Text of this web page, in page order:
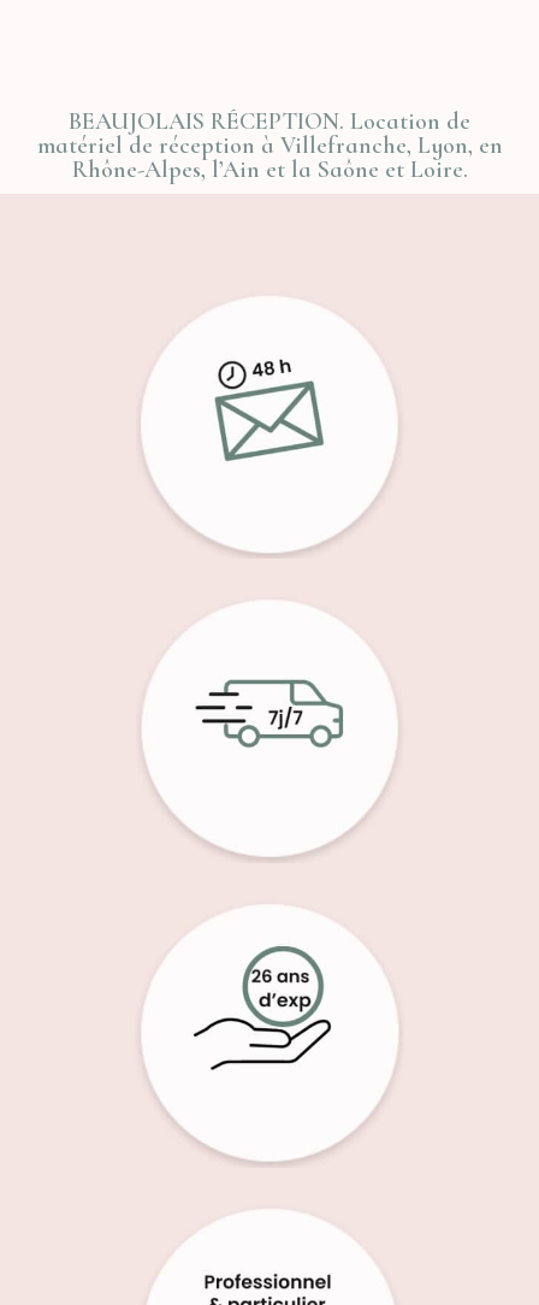
à
1120,00 €
BEAUJOLAIS RÉCEPTION. Location de
matériel de réception à Villefranche, Lyon, en
Rhône-Alpes, l’Ain et la Saône et Loire.